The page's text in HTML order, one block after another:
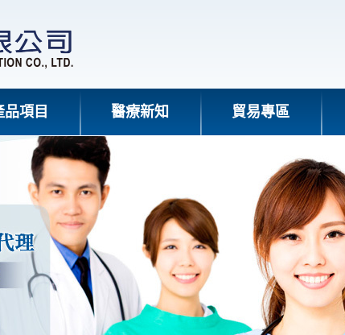
品項目 醫療新知 貿易專區